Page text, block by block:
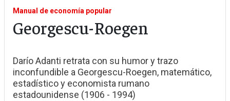
Manual de economía popular
Georgescu-Roegen
Darío Adanti retrata con su humor y trazo
inconfundible a Georgescu-Roegen, matemático,
estadístico y economista rumano
estadounidense (1906 - 1994)